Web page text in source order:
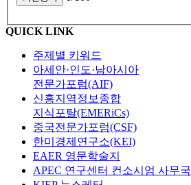
QUICK LINK
주제별 키워드
아세안·인도·남아시아
전문가포럼(AIF)
신흥지역정보종합
지식포탈(EMERiCs)
중국전문가포럼(CSF)
한미경제연구소(KEI)
EAER 영문학술지
APEC 연구센터 컨소시엄 사무국